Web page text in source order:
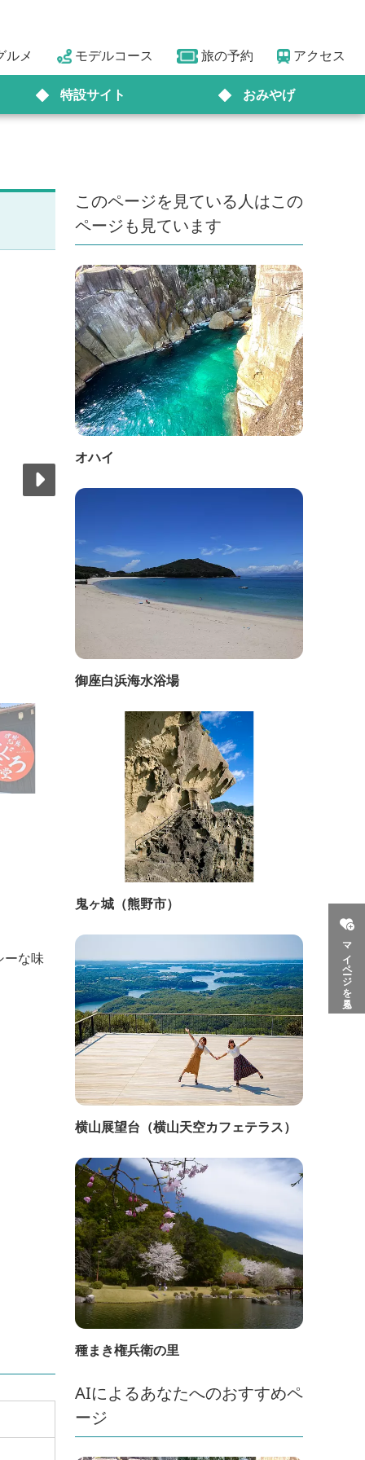
ルメ モデルコース 旅の予約 アクセス
特設サイト おみやげ
マイページを見る
ーな味
このページを見ている人はこの
ページも見ています
オハイ
御座白浜海水浴場
鬼ヶ城（熊野市）
横山展望台（横山天空カフェテラス）
種まき権兵衛の里
AIによるあなたへのおすすめペ
ージ